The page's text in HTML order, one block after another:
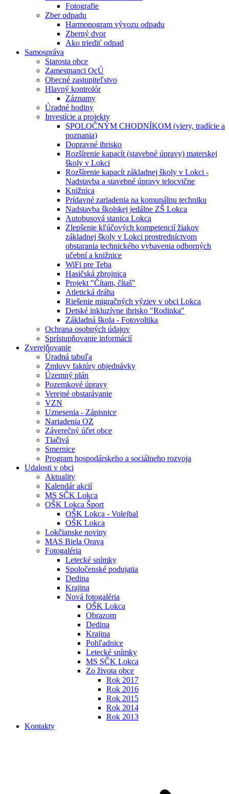
Fotografie
Zber odpadu
Harmonogram vývozu odpadu
Zberný dvor
Ako triediť odpad
Samospráva
Starosta obce
Zamestnanci OcÚ
Obecné zastupiteľstvo
Hlavný kontrolór
Záznamy
Úradné hodiny
Investície a projekty
SPOLOČNÝM CHODNÍKOM (viery, tradície a
poznania)
Dopravné ihrisko
Rozšírenie kapacít (stavebné úpravy) materskej
školy v Lokci
Rozšírenie kapacít základnej školy v Lokci -
Nadstavba a stavebné úpravy telocvične
Knižnica
Prídavné zariadenia na komunálnu techniku
Nadstavba školskej jedálne ZŠ Lokca
Autobusová stanica Lokca
Zlepšenie kľúčových kompetencií žiakov
základnej školy v Lokci prostredníctvom
obstarania technického vybavenia odborných
učební a knižnice
WiFi pre Teba
Hasičská zbrojnica
Projekt "Čítam, čítaš"
Atletická dráha
Riešenie migračných výziev v obci Lokca
Detské inkluzívne ihrisko "Rodinka"
Základná škola - Fotovoltika
Ochrana osobných údajov
Sprístupňovanie informácií
Zverejňovanie
Úradná tabuľa
Zmluvy faktúry objednávky
Územný plán
Pozemkové úpravy
Verejné obstarávanie
VZN
Uznesenia - Zápisnice
Nariadenia OZ
Záverečný účet obce
Tlačivá
Smernice
Program hospodárskeho a sociálneho rozvoja
Udalosti v obci
Aktuality
Kalendár akcií
MS SČK Lokca
OŠK Lokca Šport
OŠK Lokca - Volejbal
OŠK Lokca
Lokčianske noviny
MAS Biela Orava
Fotogaléria
Letecké snímky
Spoločenské podujatia
Dedina
Krajina
Nová fotogaléria
OŠK Lokca
Obrazom
Dedina
Krajina
Pohľadnice
Letecké snímky
MS SČK Lokca
Zo života obce
Rok 2017
Rok 2016
Rok 2015
Rok 2014
Rok 2013
Kontakty